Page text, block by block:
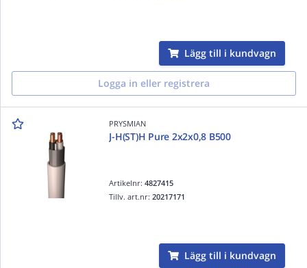
Lägg till i kundvagn
Logga in eller registrera
PRYSMIAN
J-H(ST)H Pure 2x2x0,8 B500
Artikelnr:4827415
Tillv. art.nr:20217171
Lägg till i kundvagn